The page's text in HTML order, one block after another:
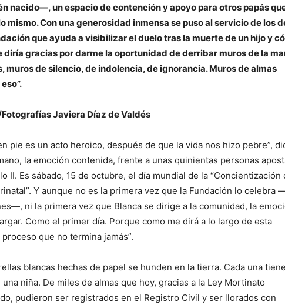
nacido—, un espacio de contención y apoyo para otros papás
mismo. Con una generosidad inmensa se puso al servicio de los
que ayuda a visibilizar el duelo tras la muerte de un hijo y
diría gracias por darme la oportunidad de derribar muros de la
muros de silencio, de indolencia, de ignorancia. Muros de almas
.
Fotografías Javiera Díaz de Valdés
pie es un acto heroico, después de que la vida nos hizo pebre”,
la emoción contenida, frente a unas quinientas personas
II. Es sábado, 15 de octubre, el día mundial de la “Concientización
Y aunque no es la primera vez que la Fundación lo celebra
ni la primera vez que Blanca se dirige a la comunidad, la
Como el primer día. Porque como me dirá a lo largo de esta
que no termina jamás”.
blancas hechas de papel se hunden en la tierra. Cada una
niña. De miles de almas que hoy, gracias a la Ley Mortinato
pudieron ser registrados en el Registro Civil y ser llorados con